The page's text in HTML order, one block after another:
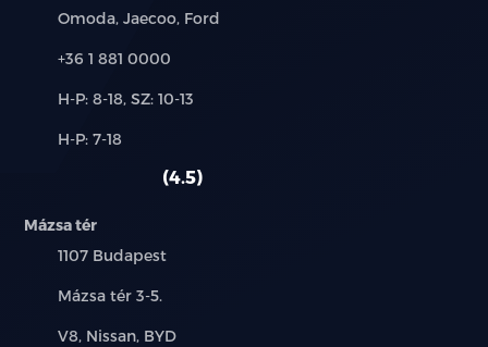
Márkák:
Omoda, Jaecoo, Ford
Telefon:
+36 1 881 0000
Új-
használt
H-P: 8-18, SZ: 10-13
Alkatrész,
H-P: 7-18
4.5
Mázsa tér
Település:
1107 Budapest
Cím:
Mázsa tér 3-5.
Márkák:
V8, Nissan, BYD